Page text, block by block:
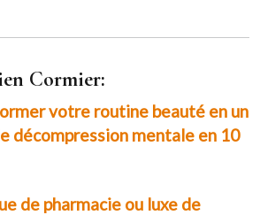
Cormier:
votre routine beauté en un
décompression mentale en 10
de pharmacie ou luxe de